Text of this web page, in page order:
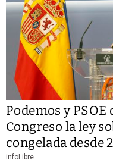
Podemos y
Congreso la ley
congelada desde
infoLibre